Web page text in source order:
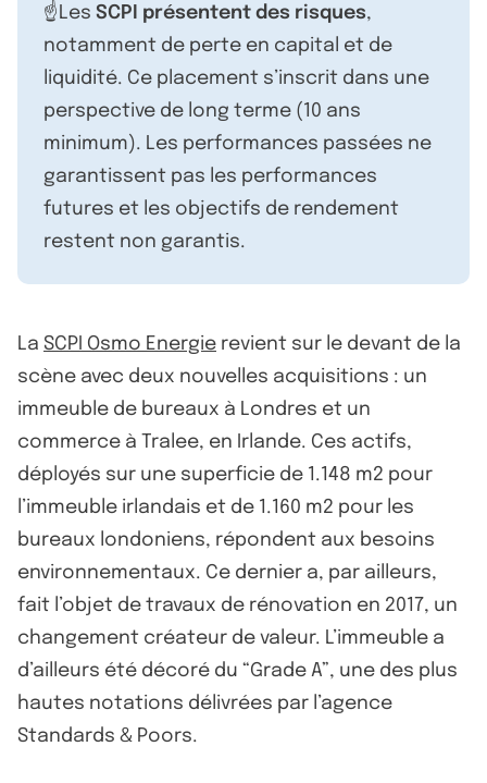
☝️Les SCPI présentent des risques,
notamment de perte en capital et de
liquidité. Ce placement s’inscrit dans une
perspective de long terme (10 ans
minimum). Les performances passées ne
garantissent pas les performances
futures et les objectifs de rendement
restent non garantis.
La SCPI Osmo Energie revient sur le devant de la
scène avec deux nouvelles acquisitions : un
immeuble de bureaux à Londres et un
commerce à Tralee, en Irlande. Ces actifs,
déployés sur une superficie de 1.148 m2 pour
l’immeuble irlandais et de 1.160 m2 pour les
bureaux londoniens, répondent aux besoins
environnementaux. Ce dernier a, par ailleurs,
fait l’objet de travaux de rénovation en 2017, un
changement créateur de valeur. L’immeuble a
d’ailleurs été décoré du “Grade A”, une des plus
hautes notations délivrées par l’agence
Standards & Poors.